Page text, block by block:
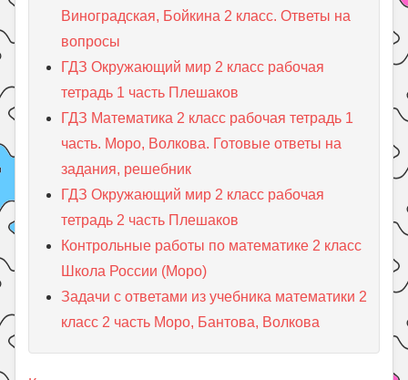
Виноградская, Бойкина 2 класс. Ответы на
вопросы
ГДЗ Окружающий мир 2 класс рабочая
тетрадь 1 часть Плешаков
ГДЗ Математика 2 класс рабочая тетрадь 1
часть. Моро, Волкова. Готовые ответы на
задания, решебник
ГДЗ Окружающий мир 2 класс рабочая
тетрадь 2 часть Плешаков
Контрольные работы по математике 2 класс
Школа России (Моро)
Задачи с ответами из учебника математики 2
класс 2 часть Моро, Бантова, Волкова